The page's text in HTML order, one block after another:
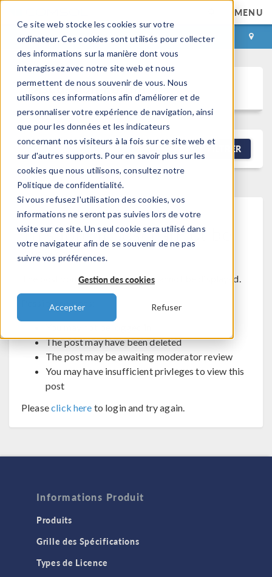
Ce site web stocke les cookies sur votre
ordinateur. Ces cookies sont utilisés pour collecter
des informations sur la manière dont vous
interagissez avec notre site web et nous
permettent de nous souvenir de vous. Nous
utilisons ces informations afin d'améliorer et de
personnaliser votre expérience de navigation, ainsi
que pour les données et les indicateurs
concernant nos visiteurs à la fois sur ce site web et
sur d'autres supports. Pour en savoir plus sur les
cookies que nous utilisons, consultez notre
Politique de confidentialité.
Si vous refusez l'utilisation des cookies, vos
informations ne seront pas suivies lors de votre
visite sur ce site. Un seul cookie sera utilisé dans
votre navigateur afin de se souvenir de ne pas
suivre vos préférences.
Gestion des cookies
Accepter Refuser
MENU
CONNEXION CONTACT
Discussion Forum
FILTRER
This forum post cannot be
viewed
The post you are trying to view cannot be displayed.
Possible reasons:
The post may have been deleted
The post may be awaiting moderator review
You may have insufficient privleges to view this
post
Pleaseclick here to login and try again.
Informations Produit
Produits
Grille des Spécifications
Types de Licence